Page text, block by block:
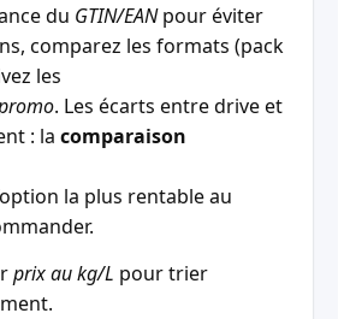
du GTIN/EANpour éviter
comparez les formats (pack
les
. Les écarts entre drive et
: la comparaison
la plus rentable au
prix au kg/L pour trier